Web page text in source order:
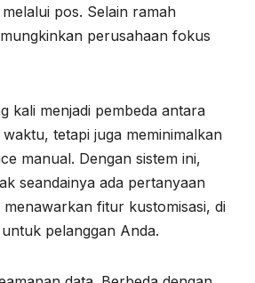
pos. Selain ramah
perusahaan fokus
kali menjadi pembeda antara
tetapi juga meminimalkan
manual. Dengan sistem ini,
seandainya ada pertanyaan
fitur kustomisasi, di
pelanggan Anda.